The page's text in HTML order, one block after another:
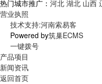
热门城市推广： 河北 湖北 山西
营业执照
技术支持:河南索易客
Powered by筑巢ECMS
一键拨号
产品项目
新闻资讯
返回首页